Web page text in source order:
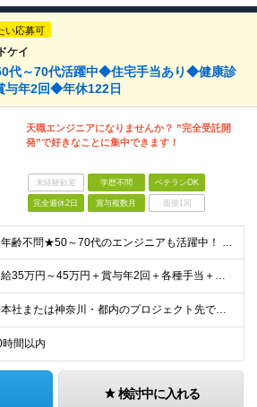
い応募可
ケイ
代～70代活躍中◆住宅手当あり◆健康診
与年2回◆年休122日
天職エンジニアになりませんか？ ”完全受託開
発”で好きなことに集中できます！
未経験歓迎 学歴不問 ベテランOK
完全週休2日 賞与複数月 面接1回
★年齢不問★50～70代のエンジニアも活躍中！ ◆JavaまたはC言語系（C#、C++、C）を使用した開発経験をお持ちの方 ◆学歴不問 「定年を迎えたが、まだまだ頑張りたい」 「技術の現場から離れ
月給35万円～45万円＋賞与年2回＋各種手当＋残業代全額支給 ※経験・能力、前職給与を考慮の上、決定いたします ※試用期間3ヵ月(試用期間中と本採用後の待遇の差異はありません) ＊＊ 安定した収入
◆本社または神奈川・都内のプロジェクト先での勤務となります ◆転居を伴う転勤はありません 【本社】 神奈川県横浜市中区富士見町2-1 ※(変更の範囲)上記を除く当社関連勤務地
時間以内
検討中に入れる